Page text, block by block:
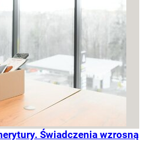
Świadczenia wzrosną